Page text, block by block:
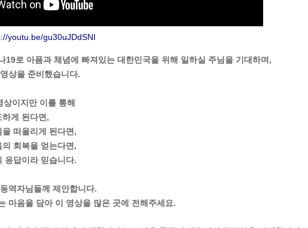
youtu.be/gu30uJDdSNI
19로 아픔과 체념에 빠져있는대한민국을 위해 일하실 주님을 기대하며,
상을 준비했습니다.
이지만 이를 통해
게 된다면,
떠올리게 된다면,
회복을 얻는다면,
응답이라 믿습니다.
역자님들께 제안합니다.
마음을 담아 이 영상을 많은 곳에 전해주세요.